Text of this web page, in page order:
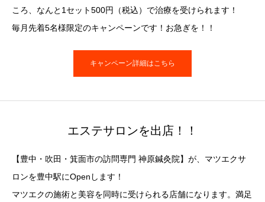
ころ、なんと1セット500円（税込）で治療を受けられます！
毎月先着5名様限定のキャンペーンです！お急ぎを！！
キャンペーン詳細はこちら
エステサロンを出店！！
【豊中・吹田・箕面市の訪問専門 神原鍼灸院】が、マツエクサ
ロンを豊中駅にOpenします！
マツエクの施術と美容を同時に受けられる店舗になります。満足